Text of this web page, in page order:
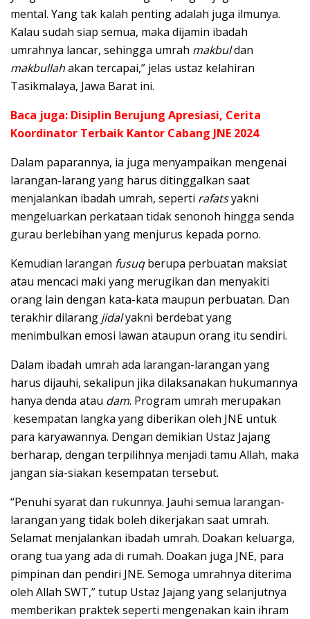
mental. Yang tak kalah penting adalah juga ilmunya.
Kalau sudah siap semua, maka dijamin ibadah
umrahnya lancar, sehingga umrah makbuldan
makbullahakan tercapai,” jelas ustaz kelahiran
Tasikmalaya, Jawa Barat ini.
Baca juga: Disiplin Berujung Apresiasi, Cerita
Koordinator Terbaik Kantor Cabang JNE 2024
Dalam paparannya, ia juga menyampaikan mengenai
larangan-larang yang harus ditinggalkan saat
menjalankan ibadah umrah, seperti rafatsyakni
mengeluarkan perkataan tidak senonoh hingga senda
gurau berlebihan yang menjurus kepada porno.
Kemudian larangan fusuqberupa perbuatan maksiat
atau mencaci maki yang merugikan dan menyakiti
orang lain dengan kata-kata maupun perbuatan. Dan
terakhir dilarang jidalyakni berdebat yang
menimbulkan emosi lawan ataupun orang itu sendiri.
Dalam ibadah umrah ada larangan-larangan yang
harus dijauhi, sekalipun jika dilaksanakan hukumannya
hanya denda atau dam. Program umrah merupakan
kesempatan langka yang diberikan oleh JNE untuk
para karyawannya. Dengan demikian Ustaz Jajang
berharap, dengan terpilihnya menjadi tamu Allah, maka
jangan sia-siakan kesempatan tersebut.
“Penuhi syarat dan rukunnya. Jauhi semua larangan-
larangan yang tidak boleh dikerjakan saat umrah.
Selamat menjalankan ibadah umrah. Doakan keluarga,
orang tua yang ada di rumah. Doakan juga JNE, para
pimpinan dan pendiri JNE. Semoga umrahnya diterima
oleh Allah SWT,” tutup Ustaz Jajang yang selanjutnya
memberikan praktek seperti mengenakan kain ihram